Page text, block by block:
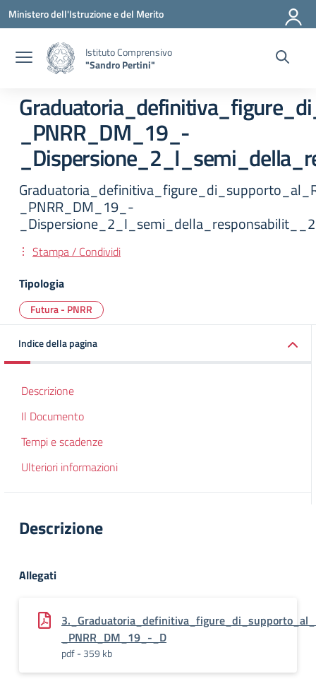
Vai ai contenuti
Vai al menu di navigazione
Vai al footer
Ministero dell'Istruzione e del Merito
Istituto Comprensivo
"Sandro Pertini"
_PNRR_DM_19_-
_PNRR_DM_19_-
Stampa / Condividi
Tipologia
Futura - PNRR
Indice della pagina
Descrizione
Il Documento
Tempi e scadenze
Ulteriori informazioni
Descrizione
Allegati
_PNRR_DM_19_-_D
pdf - 359 kb